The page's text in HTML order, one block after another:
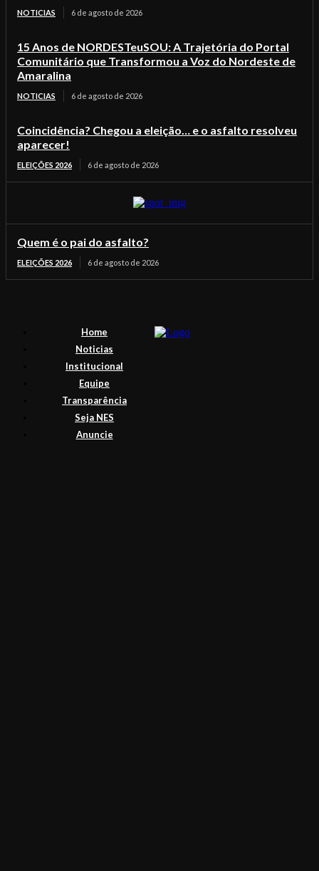
NOTICIAS 6 de agosto de 2026
15 Anos de NORDESTeuSOU: A Trajetória do Portal
Comunitário que Transformou a Voz do Nordeste de
Amaralina
NOTICIAS 6 de agosto de 2026
Coincidência? Chegou a eleição… e o asfalto resolveu
aparecer!
ELEIÇÕES 2026 6 de agosto de 2026
Quem é o pai do asfalto?
ELEIÇÕES 2026 6 de agosto de 2026
Home
Noticias
Institucional
Equipe
Transparência
Seja NES
Anuncie